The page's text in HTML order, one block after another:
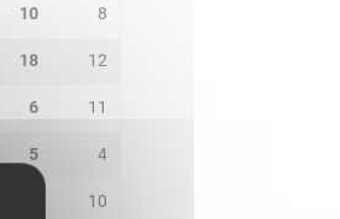
10 8
18 12
6 11
5 4
10